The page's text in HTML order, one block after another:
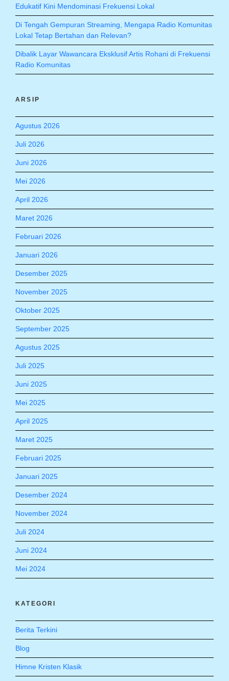
Edukatif Kini Mendominasi Frekuensi Lokal
Di Tengah Gempuran Streaming, Mengapa Radio Komunitas
Lokal Tetap Bertahan dan Relevan?
Dibalik Layar Wawancara Eksklusif Artis Rohani di Frekuensi
Radio Komunitas
ARSIP
Agustus 2026
Juli 2026
Juni 2026
Mei 2026
April 2026
Maret 2026
Februari 2026
Januari 2026
Desember 2025
November 2025
Oktober 2025
September 2025
Agustus 2025
Juli 2025
Juni 2025
Mei 2025
April 2025
Maret 2025
Februari 2025
Januari 2025
Desember 2024
November 2024
Juli 2024
Juni 2024
Mei 2024
KATEGORI
Berita Terkini
Blog
Himne Kristen Klasik